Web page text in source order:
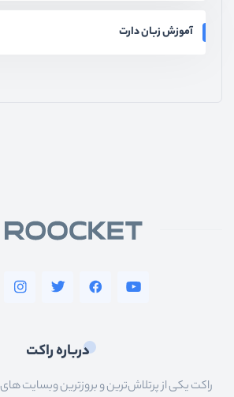
آموزش زبان دارت
درباره راکت
راکت یکی از پرتلاش‌ترین و بروزترین وبسایت